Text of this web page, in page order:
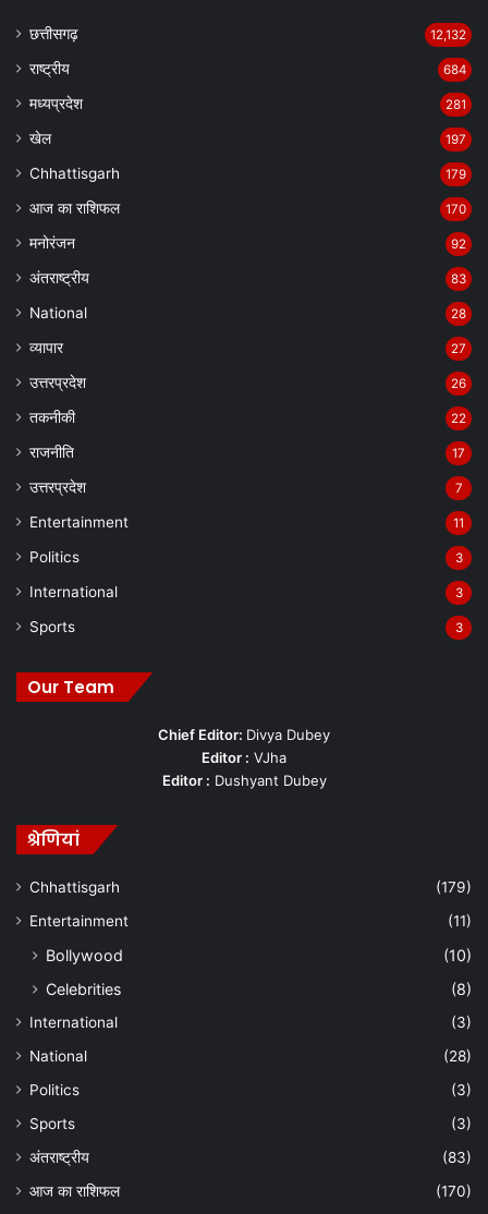
छत्तीसगढ़ 12,132
राष्ट्रीय 684
मध्यप्रदेश 281
खेल 197
Chhattisgarh 179
आज का राशिफल 170
मनोरंजन 92
अंतराष्ट्रीय 83
National 28
व्यापार 27
उत्तरप्रदेश 26
तकनीकी 22
राजनीति 17
उत्तरप्रदेश 7
Entertainment 11
Politics 3
International 3
Sports 3
Our Team
Chief Editor: Divya Dubey
Editor : VJha
Editor : Dushyant Dubey
श्रेणियां
Chhattisgarh
(179)
Entertainment
(11)
Bollywood
(10)
Celebrities
(8)
International
(3)
National
(28)
Politics
(3)
Sports
(3)
अंतराष्ट्रीय
(83)
आज का राशिफल
(170)